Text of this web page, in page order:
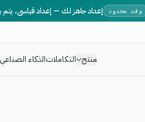
وقت محدود إعداد جاهز لك — إعداد قياسي، يتم
منتج التكاملاتالذكاء الصناعي